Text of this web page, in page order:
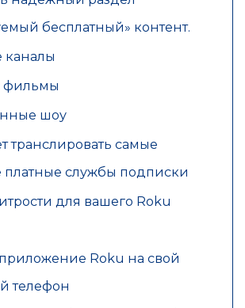
бесплатный» контент.
каналы
фильмы
шоу
транслировать самые
платные службы подписки
для вашего Roku
приложение Roku на свой
телефон